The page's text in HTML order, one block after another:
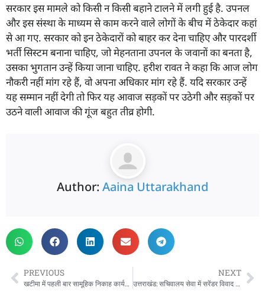
सरकार इस मामले को किसी न किसी बहाने टालने में लगी हुई है. उपनल
और इस संस्था के माध्यम से काम करने वाले लोगों के बीच में ठेकेदार कहां
से आ गए. सरकार को इन ठेकेदारों को बाहर कर देना चाहिए और पारदर्शी
भर्ती सिस्टम बनाना चाहिए, जो मेहनताना उपनल के जवानों का बनता है,
उसका भुगतान उन्हें किया जाना चाहिए. हरीश रावत ने कहा कि आज लोग
नौकरी नहीं मांग रहे हैं, वो अपना अधिकार मांग रहे हैं. यदि सरकार उन्हें
यह सम्मान नहीं देगी तो फिर यह आवाज सड़कों पर उठेगी और सड़कों पर
उठने वाली आवाज की गूंज बहुत तीव्र होगी.
Author: Aaina Uttarakhand
PREVIOUS
खटीमा में पहली बार सामूहिक निकाह कार्यक्रम, एक दूजे के हुये सात जोड़े, प्रयासों की हुई सराहना
NEXT
उत्तराखंड: सचिवालय सेवा में सरेंडर विवाद ने पकड़ा तूल, संघ ने चेताया आंदोलन का रास्ता